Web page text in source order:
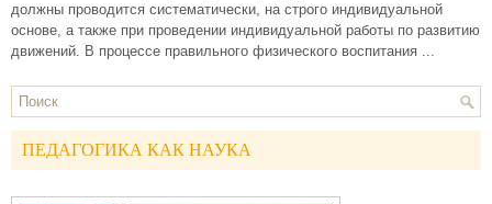
должны проводится систематически, на строго индивидуальной
основе, а также при проведении индивидуальной работы по развитию
движений. В процессе правильного физического воспитания ...
ПЕДАГОГИКА КАК НАУКА